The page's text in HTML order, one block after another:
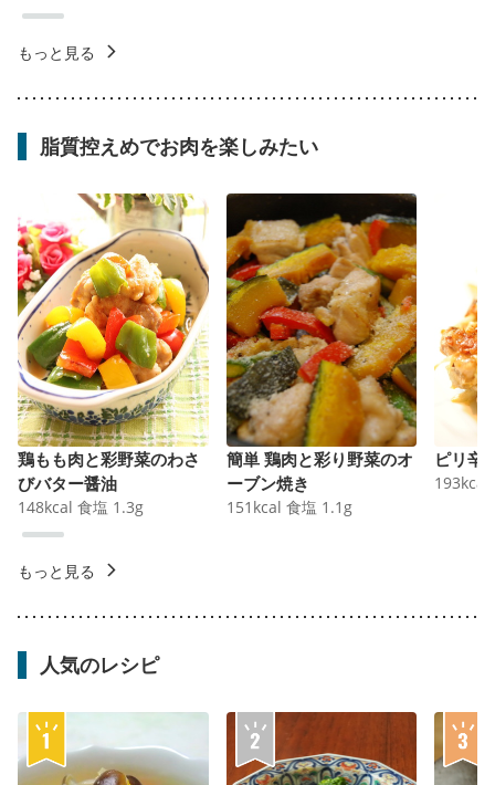
もっと見る
脂質控えめでお肉を楽しみたい
鶏もも肉と彩野菜のわさ
びバター醤油
148kcal 食塩 1.3g
簡単 鶏肉と彩り野菜のオ
ーブン焼き
151 kcal 食塩 1.1 g
ピリ辛
193kcal
もっと見る
人気のレシピ